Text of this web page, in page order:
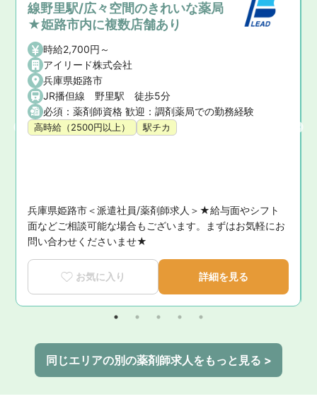
線野里駅/広々空間のきれいな薬局
★姫路市内に複数店舗あり
時給2,700円～
アイリード株式会社
兵庫県姫路市
JR播但線 野里駅 徒歩5分
必須：薬剤師資格 歓迎：調剤薬局での勤務経験
高時給（2500円以上） 駅チカ
兵庫県姫路市＜派遣社員/薬剤師求人＞★給与面やシフト
面などご相談可能な場合もございます。まずはお気軽にお
問い合わせくださいませ★
お気に入り 詳細を見る
同じエリアの別の薬剤師求人をもっと見る >